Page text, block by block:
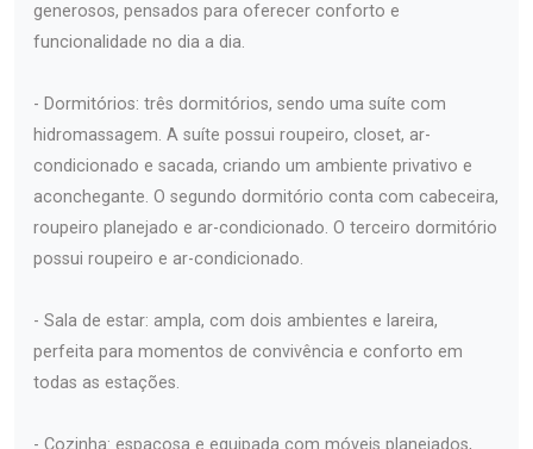
generosos, pensados para oferecer conforto e
funcionalidade no dia a dia.
- Dormitórios: três dormitórios, sendo uma suíte com
hidromassagem. A suíte possui roupeiro, closet, ar-
condicionado e sacada, criando um ambiente privativo e
aconchegante. O segundo dormitório conta com cabeceira,
roupeiro planejado e ar-condicionado. O terceiro dormitório
possui roupeiro e ar-condicionado.
- Sala de estar: ampla, com dois ambientes e lareira,
perfeita para momentos de convivência e conforto em
todas as estações.